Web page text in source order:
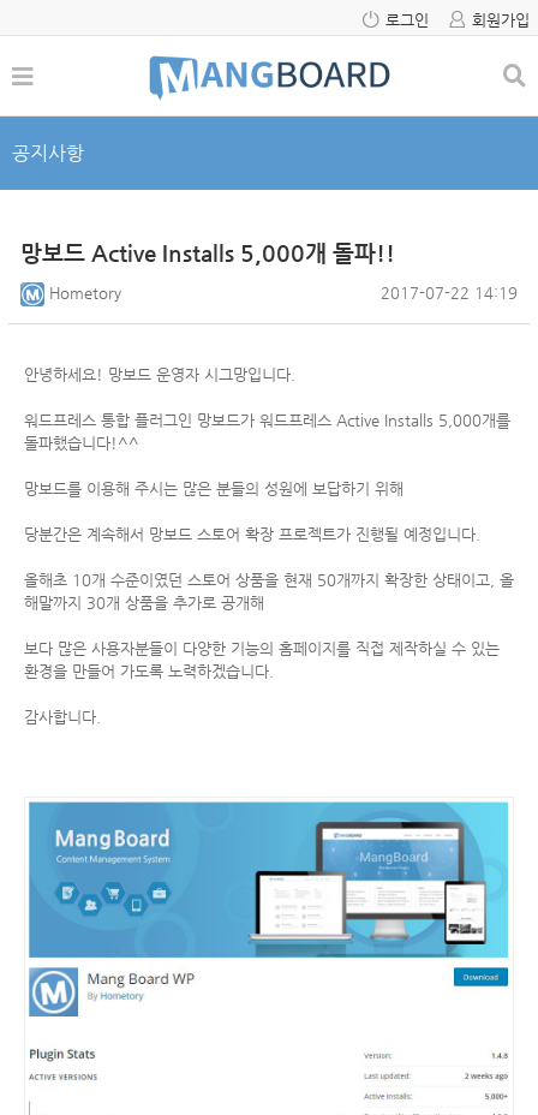
로그인 회원가입
공지사항
망보드 Active Installs 5,000개 돌파!!
Hometory 2017-07-22 14:19
안녕하세요! 망보드 운영자 시그망입니다.
워드프레스 통합 플러그인 망보드가 워드프레스 Active Installs 5,000개를
돌파했습니다!^^
망보드를 이용해 주시는 많은 분들의 성원에 보답하기 위해
당분간은 계속해서 망보드 스토어 확장 프로젝트가 진행될 예정입니다.
올해초 10개 수준이였던 스토어 상품을 현재 50개까지 확장한 상태이고, 올
해말까지 30개 상품을 추가로 공개해
보다 많은 사용자분들이 다양한 기능의 홈페이지를 직접 제작하실 수 있는
환경을 만들어 가도록 노력하겠습니다.
감사합니다.